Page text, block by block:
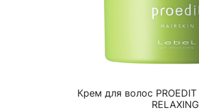
Крем для волос PROEDIT
RELAXING